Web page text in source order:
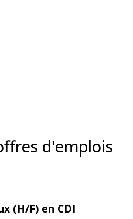
d'emplois
(H/F) en CDI